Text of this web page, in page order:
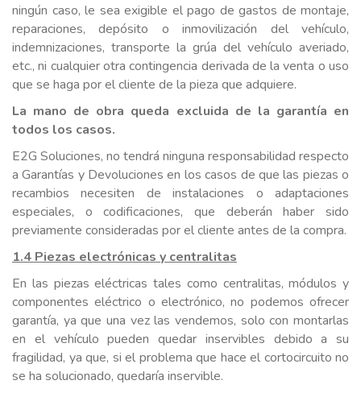
ningún caso, le sea exigible el pago de gastos de montaje,
reparaciones, depósito o inmovilización del vehículo,
indemnizaciones, transporte la grúa del vehículo averiado,
etc., ni cualquier otra contingencia derivada de la venta o uso
que se haga por el cliente de la pieza que adquiere.
La mano de obra queda excluida de la garantía en
todos los casos.
E2G Soluciones, no tendrá ninguna responsabilidad respecto
a Garantías y Devoluciones en los casos de que las piezas o
recambios necesiten de instalaciones o adaptaciones
especiales, o codificaciones, que deberán haber sido
previamente consideradas por el cliente antes de la compra.
1.4 Piezas electrónicas y centralitas
En las piezas eléctricas tales como centralitas, módulos y
componentes eléctrico o electrónico, no podemos ofrecer
garantía, ya que una vez las vendemos, solo con montarlas
en el vehículo pueden quedar inservibles debido a su
fragilidad, ya que, si el problema que hace el cortocircuito no
se ha solucionado, quedaría inservible.